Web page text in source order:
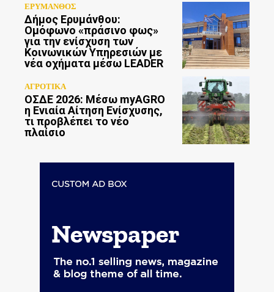
ΕΡΥΜΑΝΘΟΣ
Δήμος Ερυμάνθου:
Ομόφωνο «πράσινο φως»
για την ενίσχυση των
Κοινωνικών Υπηρεσιών με
νέα οχήματα μέσω LEADER
ΑΓΡΟΤΙΚΑ
ΟΣΔΕ 2026: Μέσω myAGRO
η Ενιαία Αίτηση Ενίσχυσης,
τι προβλέπει το νέο
πλαίσιο